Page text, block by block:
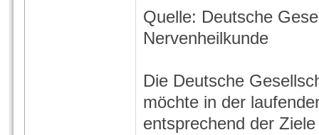
Quelle: Deutsche
Nervenheilkunde
Die Deutsche
möchte in der
entsprechend der